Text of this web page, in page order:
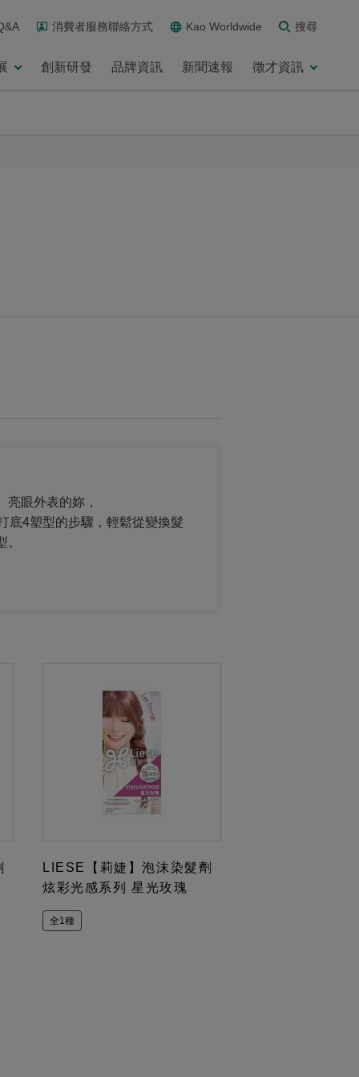
消費者服務聯絡方式 Kao Worldwide 搜尋
創新研發 品牌資訊 新聞速報 徵才資訊
眼外表的妳，
底4塑型的步驟，輕鬆從變換髮
LIESE【莉婕】泡沫染髮劑
炫彩光感系列 星光玫瑰
全1種